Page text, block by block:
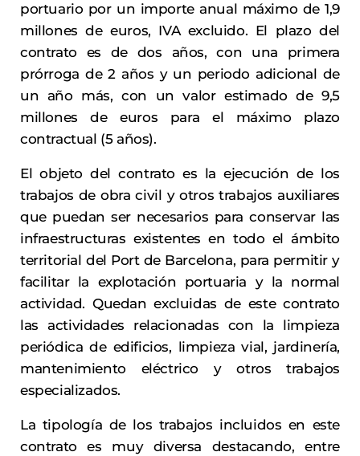
portuario por un importe anual máximo de 1,9
millones de euros, IVA excluido. El plazo del
contrato es de dos años, con una primera
prórroga de 2 años y un periodo adicional de
un año más, con un valor estimado de 9,5
millones de euros para el máximo plazo
contractual (5 años).
El objeto del contrato es la ejecución de los
trabajos de obra civil y otros trabajos auxiliares
que puedan ser necesarios para conservar las
infraestructuras existentes en todo el ámbito
territorial del Port de Barcelona, para permitir y
facilitar la explotación portuaria y la normal
actividad. Quedan excluidas de este contrato
las actividades relacionadas con la limpieza
periódica de edificios, limpieza vial, jardinería,
mantenimiento eléctrico y otros trabajos
especializados.
La tipología de los trabajos incluidos en este
contrato es muy diversa destacando, entre